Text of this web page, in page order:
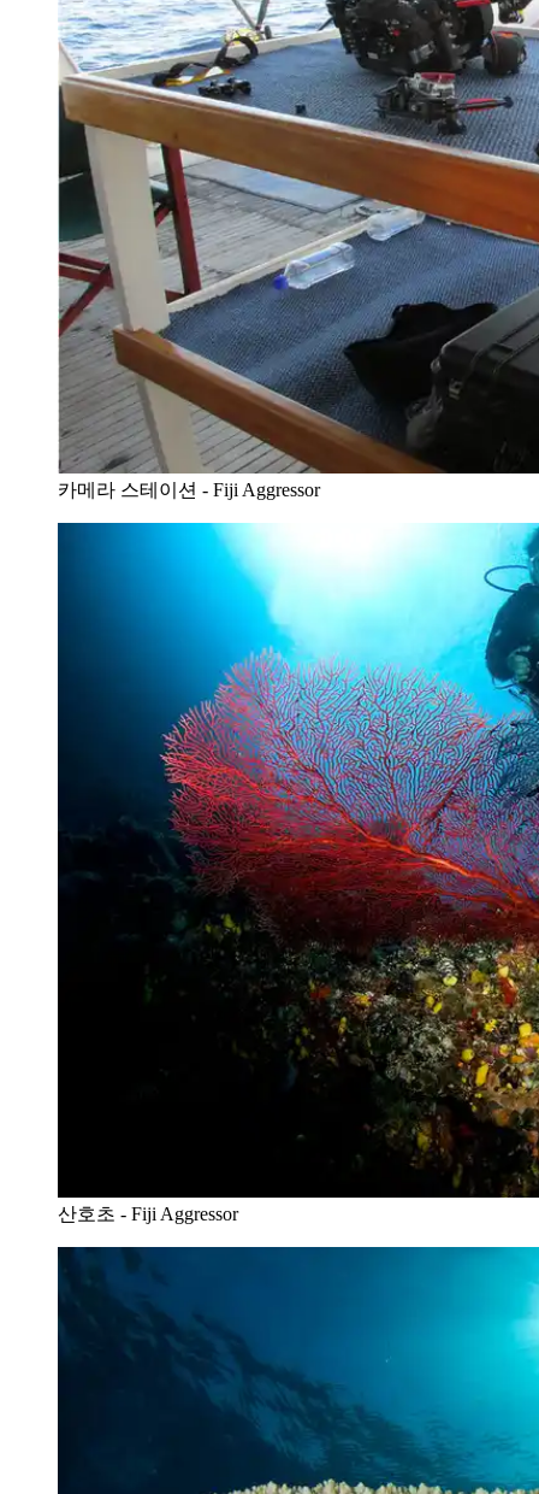
카메라 스테이션 - Fiji Aggressor
산호초 - Fiji Aggressor